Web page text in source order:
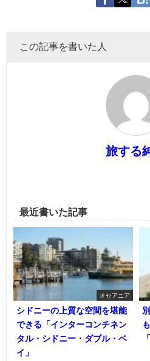
この記事を書いた人
旅する
最近書いた記事
オセアニア
シドニーの上質な空間を堪能
できる「インターコンチネン
タル・シドニー・ダブル・ベ
イ」